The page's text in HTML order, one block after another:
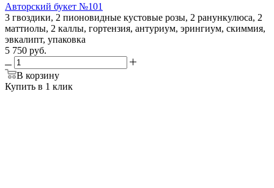
Авторский букет №101
3 гвоздики, 2 пионовидные кустовые розы, 2 ранункулюса, 2
маттиолы, 2 каллы, гортензия, антуриум, эрингиум, скиммия,
эвкалипт, упаковка
5 750 руб.
В корзину
Купить в 1 клик